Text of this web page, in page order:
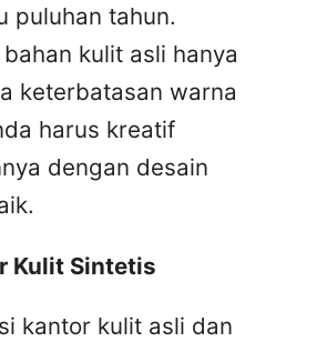
puluhan tahun.
kulit asli hanya
keterbatasan warna
harus kreatif
dengan desain
Kulit Sintetis
kantor kulit asli dan